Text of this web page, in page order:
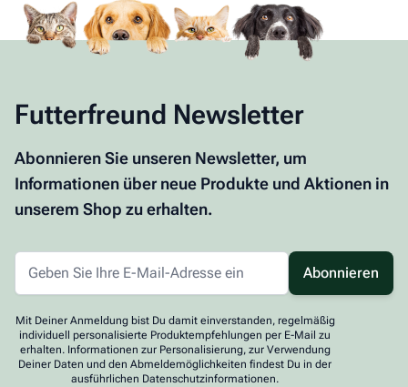
Futterfreund Newsletter
Abonnieren Sie unseren Newsletter, um
Informationen über neue Produkte und Aktionen in
unserem Shop zu erhalten.
Abonnieren
Mit Deiner Anmeldung bist Du damit einverstanden, regelmäßig
individuell personalisierte Produktempfehlungen per E-Mail zu
erhalten. Informationen zur Personalisierung, zur Verwendung
Deiner Daten und den Abmeldemöglichkeiten findest Du in der
ausführlichen Datenschutzinformationen.